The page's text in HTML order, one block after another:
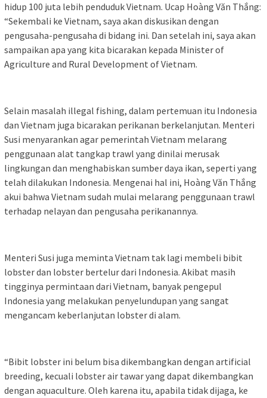
hidup 100 juta lebih penduduk Vietnam. Ucap Hoàng Văn Thắng:
“Sekembali ke Vietnam, saya akan diskusikan dengan
pengusaha-pengusaha di bidang ini. Dan setelah ini, saya akan
sampaikan apa yang kita bicarakan kepada Minister of
Agriculture and Rural Development of Vietnam.
Selain masalah illegal fishing, dalam pertemuan itu Indonesia
dan Vietnam juga bicarakan perikanan berkelanjutan. Menteri
Susi menyarankan agar pemerintah Vietnam melarang
penggunaan alat tangkap trawl yang dinilai merusak
lingkungan dan menghabiskan sumber daya ikan, seperti yang
telah dilakukan Indonesia. Mengenai hal ini, Hoàng Văn Thắng
akui bahwa Vietnam sudah mulai melarang penggunaan trawl
terhadap nelayan dan pengusaha perikanannya.
Menteri Susi juga meminta Vietnam tak lagi membeli bibit
lobster dan lobster bertelur dari Indonesia. Akibat masih
tingginya permintaan dari Vietnam, banyak pengepul
Indonesia yang melakukan penyelundupan yang sangat
mengancam keberlanjutan lobster di alam.
“Bibit lobster ini belum bisa dikembangkan dengan artificial
breeding, kecuali lobster air tawar yang dapat dikembangkan
dengan aquaculture. Oleh karena itu, apabila tidak dijaga, ke